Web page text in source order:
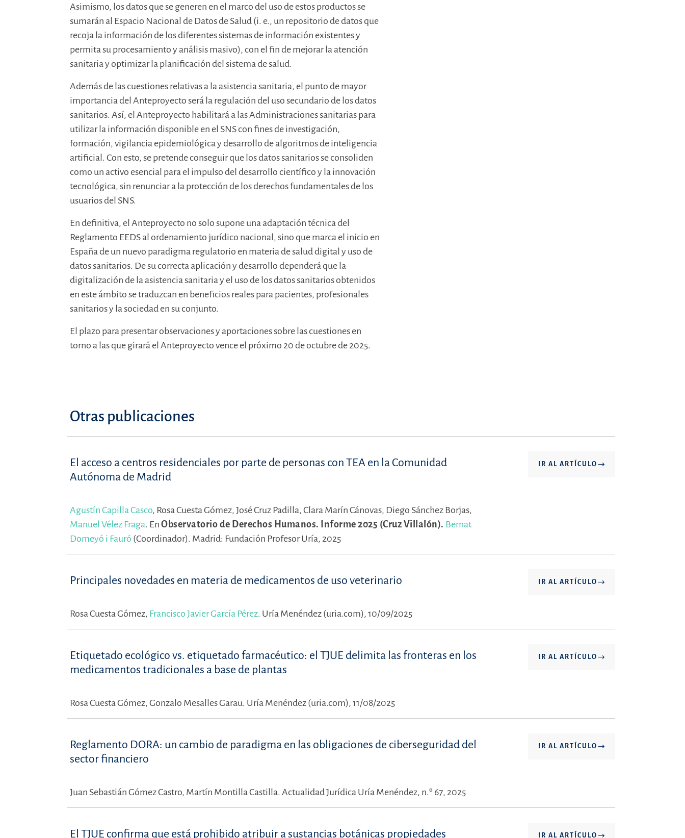
Asimismo, los datos que se generen en el marco del uso de estos productos se
sumarán al Espacio Nacional de Datos de Salud (i. e., un repositorio de datos que
recoja la información de los diferentes sistemas de información existentes y
permita su procesamiento y análisis masivo), con el fin de mejorar la atención
sanitaria y optimizar la planificación del sistema de salud.
Además de las cuestiones relativas a la asistencia sanitaria, el punto de mayor
importancia del Anteproyecto será la regulación del uso secundario de los datos
sanitarios. Así, el Anteproyecto habilitará a las Administraciones sanitarias para
utilizar la información disponible en el SNS con fines de investigación,
formación, vigilancia epidemiológica y desarrollo de algoritmos de inteligencia
artificial. Con esto, se pretende conseguir que los datos sanitarios se consoliden
como un activo esencial para el impulso del desarrollo científico y la innovación
tecnológica, sin renunciar a la protección de los derechos fundamentales de los
usuarios del SNS.
En definitiva, el Anteproyecto no solo supone una adaptación técnica del
Reglamento EEDS al ordenamiento jurídico nacional, sino que marca el inicio en
España de un nuevo paradigma regulatorio en materia de salud digital y uso de
datos sanitarios. De su correcta aplicación y desarrollo dependerá que la
digitalización de la asistencia sanitaria y el uso de los datos sanitarios obtenidos
en este ámbito se traduzcan en beneficios reales para pacientes, profesionales
sanitarios y la sociedad en su conjunto.
El plazo para presentar observaciones y aportaciones sobre las cuestiones en
torno a las que girará el Anteproyecto vence el próximo 20 de octubre de 2025.
Otras publicaciones
El acceso a centros residenciales por parte de personas con TEA en la Comunidad
Autónoma de Madrid
IR AL ARTÍCULO
Agustín Capilla Casco, Rosa Cuesta Gómez, José Cruz Padilla, Clara Marín Cánovas, Diego Sánchez Borjas,
Manuel Vélez Fraga. En Observatorio de Derechos Humanos. Informe 2025 (Cruz Villalón). Bernat
Domeyó i Fauró (Coordinador). Madrid: Fundación Profesor Uría, 2025
Principales novedades en materia de medicamentos de uso veterinario IR AL ARTÍCULO
Rosa Cuesta Gómez, Francisco Javier García Pérez. Uría Menéndez (uria.com), 10/09/2025
Etiquetado ecológico vs. etiquetado farmacéutico: el TJUE delimita las fronteras en los
medicamentos tradicionales a base de plantas
IR AL ARTÍCULO
Rosa Cuesta Gómez, Gonzalo Mesalles Garau. Uría Menéndez (uria.com), 11/08/2025
Reglamento DORA: un cambio de paradigma en las obligaciones de ciberseguridad del
sector financiero
IR AL ARTÍCULO
Juan Sebastián Gómez Castro, Martín Montilla Castilla. Actualidad Jurídica Uría Menéndez, n.º 67, 2025
El TJUE confirma que está prohibido atribuir a sustancias botánicas propiedades IR AL ARTÍCULO